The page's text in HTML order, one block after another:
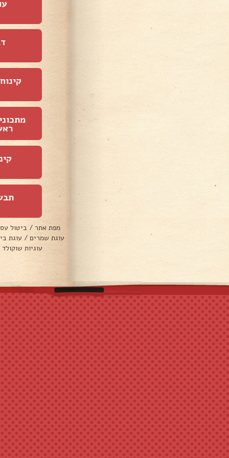
מפת אתר / ביטול
עוגת שמרים / עוגת
עוגיות